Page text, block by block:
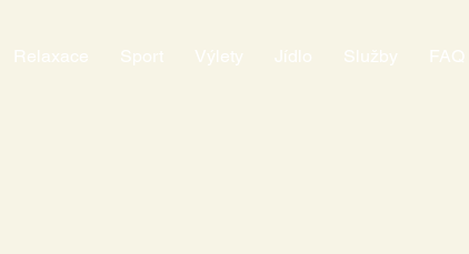
Relaxace Sport Výlety Jídlo Služby FAQ